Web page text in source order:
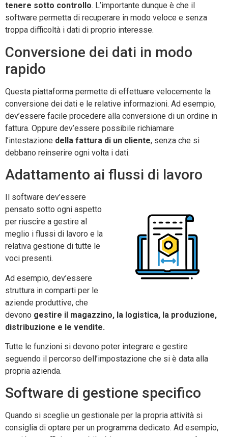
tenere sotto controllo. L’importante dunque è che il
software permetta di recuperare in modo veloce e senza
troppa difficoltà i dati di proprio interesse.
Conversione dei dati in modo
rapido
Questa piattaforma permette di effettuare velocemente la
conversione dei dati e le relative informazioni. Ad esempio,
dev’essere facile procedere alla conversione di un ordine in
fattura. Oppure dev’essere possibile richiamare
l’intestazione della fattura di un cliente, senza che si
debbano reinserire ogni volta i dati.
Adattamento ai flussi di lavoro
Il software dev’essere
pensato sotto ogni aspetto
per riuscire a gestire al
meglio i flussi di lavoro e la
relativa gestione di tutte le
voci presenti.
Ad esempio, dev’essere
struttura in comparti per le
aziende produttive, che
devono gestire il magazzino, la logistica, la produzione,
distribuzione e le vendite.
Tutte le funzioni si devono poter integrare e gestire
seguendo il percorso dell’impostazione che si è data alla
propria azienda.
Software di gestione specifico
Quando si sceglie un gestionale per la propria attività si
consiglia di optare per un programma dedicato. Ad esempio,